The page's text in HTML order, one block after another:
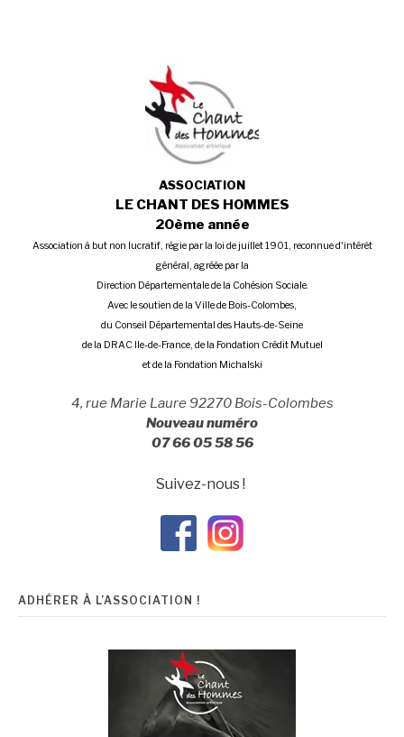
ASSOCIATION
LE CHANT DES HOMMES
20ème année
Association à but non lucratif, régie par la loi de juillet 1901, reconnue d'intérêt
général, agréée par la
Direction Départementale de la Cohésion Sociale.
Avec le soutien de la Ville de Bois-Colombes,
du Conseil Départemental des Hauts-de-Seine
de la DRAC Ile-de-France, de la Fondation Crédit Mutuel
et de la Fondation Michalski
4, rue Marie Laure 92270 Bois-Colombes
Nouveau numéro
07 66 05 58 56
Suivez-nous !
ADHÉRER À L’ASSOCIATION !